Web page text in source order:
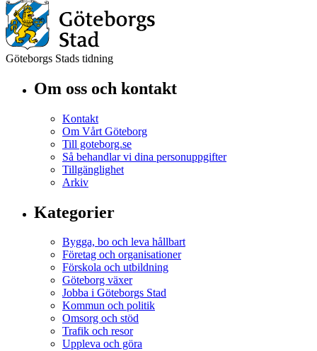
Göteborgs Stads tidning
Om oss och kontakt
Kontakt
Om Vårt Göteborg
Till goteborg.se
Så behandlar vi dina personuppgifter
Tillgänglighet
Arkiv
Kategorier
Bygga, bo och leva hållbart
Företag och organisationer
Förskola och utbildning
Göteborg växer
Jobba i Göteborgs Stad
Kommun och politik
Omsorg och stöd
Trafik och resor
Uppleva och göra